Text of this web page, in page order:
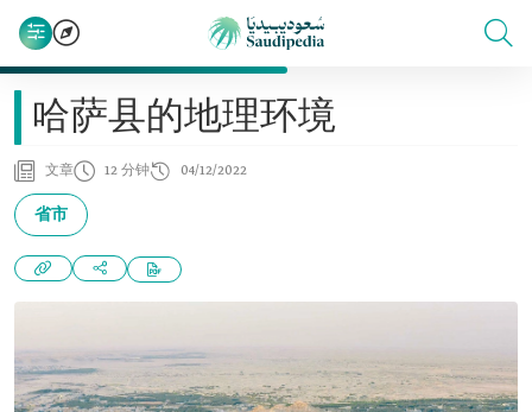
哈萨县的地理环境
文章 12 分钟 04/12/2022
省市